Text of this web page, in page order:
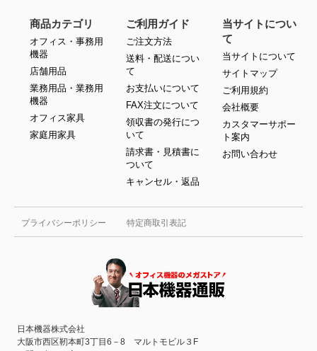
プライバシーポリシー 特定商取引表記
日本機器株式会社
大阪市西区靭本町3丁目6－8 マルトモビル３F
商品カテゴリ
オフィス・事務用
機器
店舗用品
業務用品・業務用
機器
オフィス家具
家庭用家具
ご利用ガイド
ご注文方法
送料・配送につい
て
お支払いについて
FAX注文について
領収書の発行につ
いて
請求書・見積書に
ついて
キャンセル・返品
当サイトについ
て
当サイトについて
サイトマップ
ご利用規約
会社概要
カスタマーサポー
ト案内
お問い合わせ